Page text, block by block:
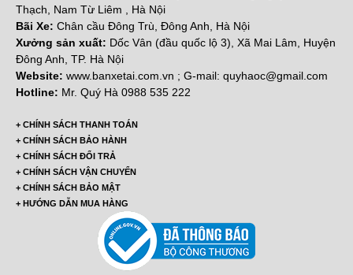
Thạch, Nam Từ Liêm , Hà Nội
Bãi Xe: Chân cầu Đông Trù, Đông Anh, Hà Nội
Xưởng sản xuất: Dốc Vân (đầu quốc lộ 3), Xã Mai Lâm, Huyện
Đông Anh, TP. Hà Nội
Website: www.banxetai.com.vn ; G-mail: quyhaoc@gmail.com
Hotline: Mr. Quý Hà 0988 535 222
+ CHÍNH SÁCH THANH TOÁN
+ CHÍNH SÁCH BẢO HÀNH
+ CHÍNH SÁCH ĐỔI TRẢ
+ CHÍNH SÁCH VẬN CHUYỂN
+ CHÍNH SÁCH BẢO MẬT
+ HƯỚNG DẪN MUA HÀNG